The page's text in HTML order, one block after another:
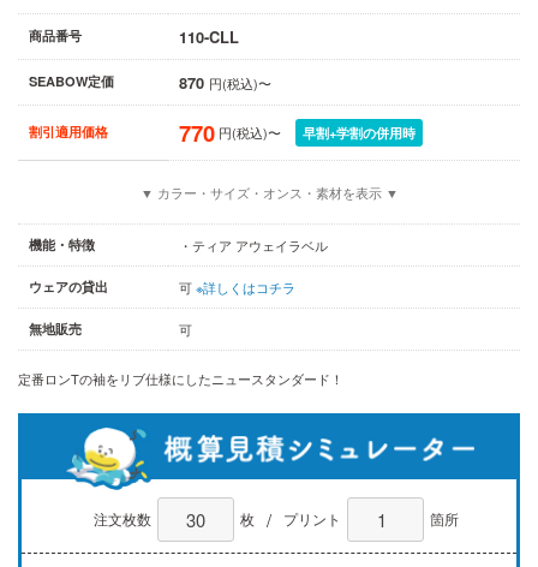
商品番号 110-CLL
SEABOW定価 870 円(税込)〜
割引適用価格 770 円(税込)〜 早割+学割の併用時
▼ カラー・サイズ・オンス・素材を表示 ▼
機能・特徴 ・ティア アウェイラベル
ウェアの貸出 可※詳しくはコチラ
無地販売 可
定番ロンTの袖をリブ仕様にしたニュースタンダード！
注文枚数 枚 / プリント 箇所